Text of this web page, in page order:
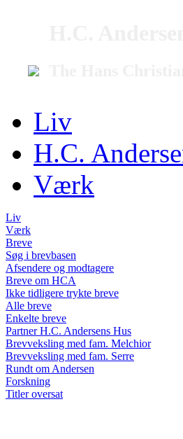
Liv
H.C.
Værk
Liv
Værk
Breve
Søg i brevbasen
Afsendere og modtagere
Breve om HCA
Ikke tidligere trykte breve
Alle breve
Enkelte breve
Partner H.C. Andersens Hus
Brevveksling med fam. Melchior
Brevveksling med fam. Serre
Rundt om Andersen
Forskning
Titler oversat